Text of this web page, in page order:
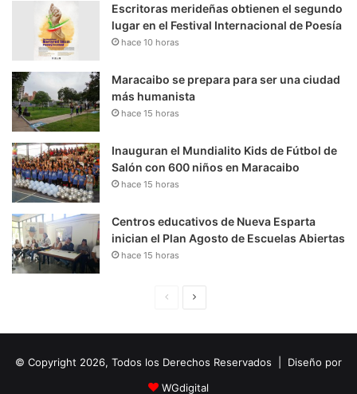
Escritoras merideñas obtienen el segundo
lugar en el Festival Internacional de Poesía
hace 10 horas
Maracaibo se prepara para ser una ciudad
más humanista
hace 15 horas
Inauguran el Mundialito Kids de Fútbol de
Salón con 600 niños en Maracaibo
hace 15 horas
Centros educativos de Nueva Esparta
inician el Plan Agosto de Escuelas Abiertas
hace 15 horas
i
n
u
i
© Copyright 2026, Todos los Derechos Reservados | Diseño por
WGdigital